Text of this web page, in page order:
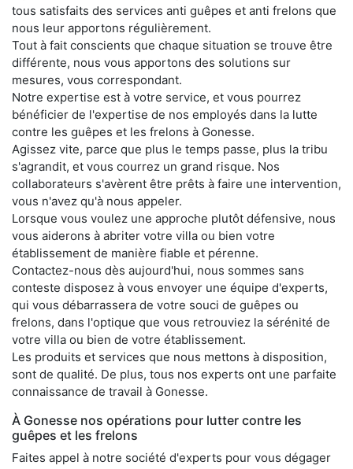
tous satisfaits des services anti guêpes et anti frelons que
nous leur apportons régulièrement.
Tout à fait conscients que chaque situation se trouve être
différente, nous vous apportons des solutions sur
mesures, vous correspondant.
Notre expertise est à votre service, et vous pourrez
bénéficier de l'expertise de nos employés dans la lutte
contre les guêpes et les frelons à Gonesse.
Agissez vite, parce que plus le temps passe, plus la tribu
s'agrandit, et vous courrez un grand risque. Nos
collaborateurs s'avèrent être prêts à faire une intervention,
vous n'avez qu'à nous appeler.
Lorsque vous voulez une approche plutôt défensive, nous
vous aiderons à abriter votre villa ou bien votre
établissement de manière fiable et pérenne.
Contactez-nous dès aujourd'hui, nous sommes sans
conteste disposez à vous envoyer une équipe d'experts,
qui vous débarrassera de votre souci de guêpes ou
frelons, dans l'optique que vous retrouviez la sérénité de
votre villa ou bien de votre établissement.
Les produits et services que nous mettons à disposition,
sont de qualité. De plus, tous nos experts ont une parfaite
connaissance de travail à Gonesse.
À Gonesse nos opérations pour lutter contre les
guêpes et les frelons
Faites appel à notre société d'experts pour vous dégager